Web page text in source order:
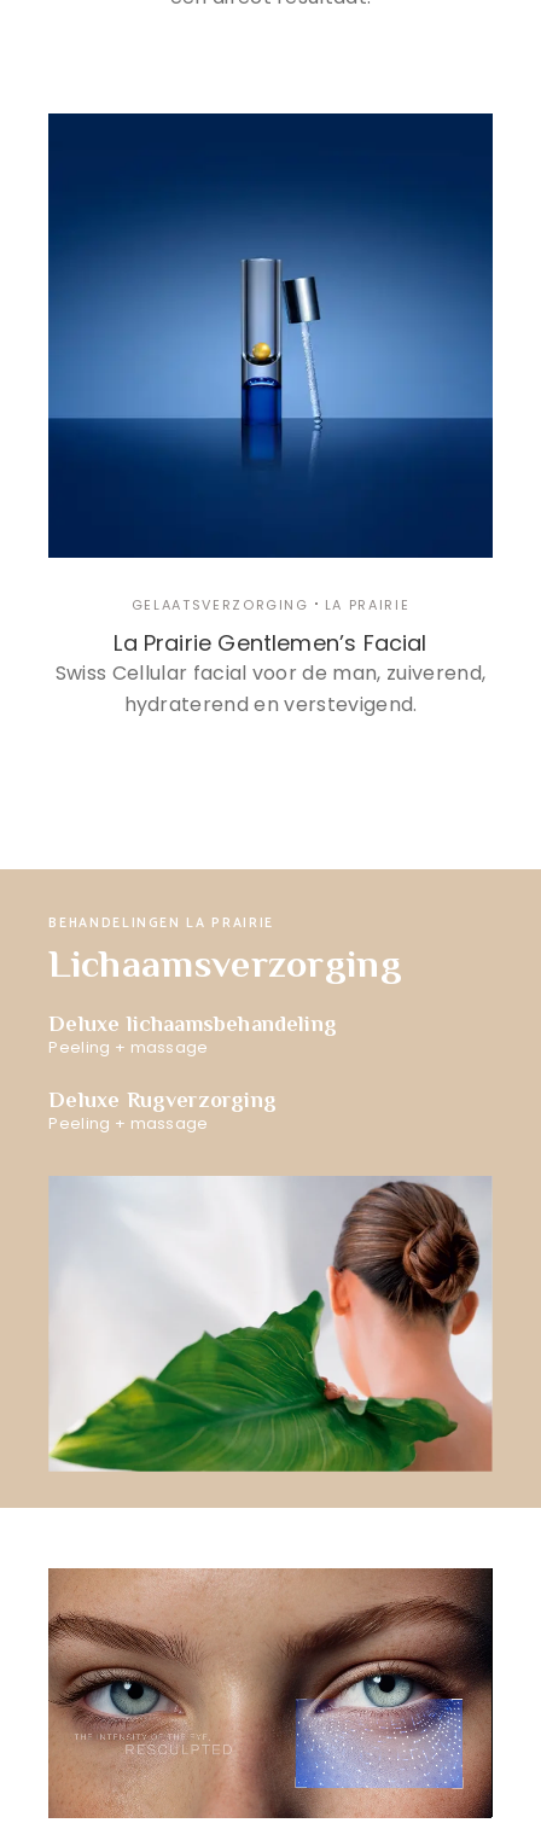
GELAATSVERZORGING LA PRAIRIE
La Prairie Gentlemen’s Facial
Swiss Cellular facial voor de man, zuiverend,
hydraterend en verstevigend.
BEHANDELINGEN LA PRAIRIE
Lichaamsverzorging
Deluxe lichaamsbehandeling
Peeling + massage
Deluxe Rugverzorging
Peeling + massage